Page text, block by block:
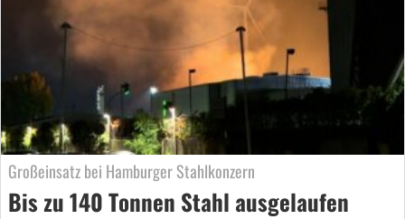
Großeinsatz bei Hamburger Stahlkonzern
Bis zu 140 Tonnen Stahl ausgelaufen